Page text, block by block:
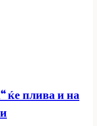
ќе плива и на